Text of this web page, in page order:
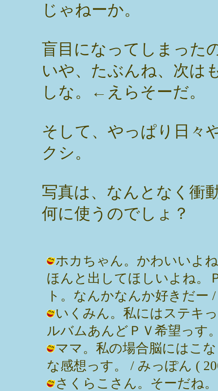
じゃねーか。
盲目になってしまった
いや、たぶんね、次は
しな。←えらそーだ。
そして、やっぱり日々
クシ。
写真は、なんとなく衝
何に使うのでしょ？
ホカちゃん。かわいいよ
ほんと出してほしいよね。
ト。なんかなんか好きだー
いくみん。私にはステキ
ルバムあんどＰＶ希望っす
ママ。私の場合脳にはこ
な感想っす。 / みっぽん (
さくらこさん。そーだね